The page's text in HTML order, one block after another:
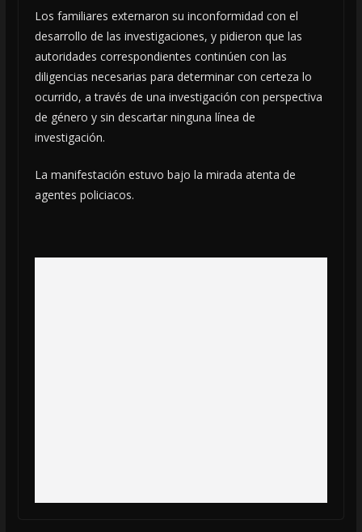
Los familiares externaron su inconformidad con el
desarrollo de las investigaciones, y pidieron que las
autoridades correspondientes continúen con las
diligencias necesarias para determinar con certeza lo
ocurrido, a través de una investigación con perspectiva
de género y sin descartar ninguna línea de
investigación.
La manifestación estuvo bajo la mirada atenta de
agentes policiacos.